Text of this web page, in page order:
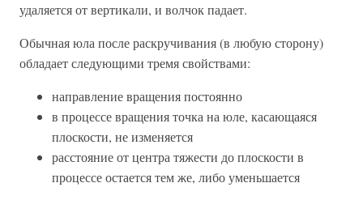
удаляется от вертикали, и волчок падает.
Обычная юла после раскручивания (в любую сторону)
обладает следующими тремя свойствами:
направление вращения постоянно
в процессе вращения точка на юле, касающаяся
плоскости, не изменяется
расстояние от центра тяжести до плоскости в
процессе остается тем же, либо уменьшается